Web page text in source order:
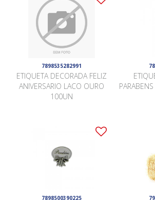
7898535282991
ETIQUETA DECORADA FELIZ
ANIVERSARIO LACO OURO
100UN
7898500390225